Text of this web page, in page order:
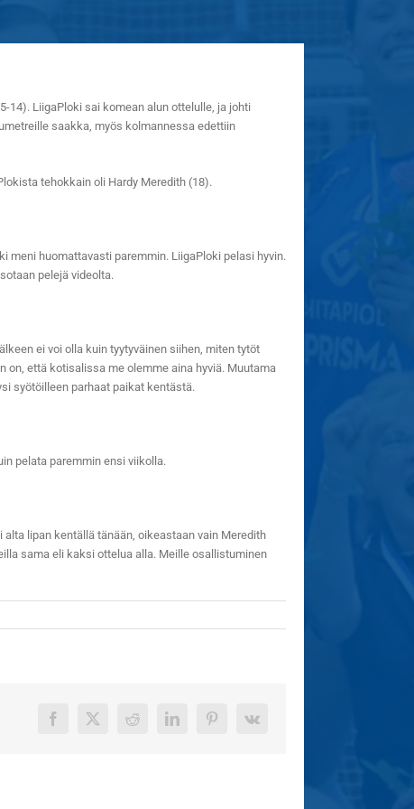
14). LiigaPloki sai komean alun ottelulle, ja johti
saakka, myös kolmannessa edettiin
tehokkain oli Hardy Meredith (18).
meni huomattavasti paremmin. LiigaPloki pelasi hyvin.
pelejä videolta.
ei voi olla kuin tyytyväinen siihen, miten tytöt
on, että kotisalissa me olemme aina hyviä. Muutama
syötöilleen parhaat paikat kentästä.
pelata paremmin ensi viikolla.
lipan kentällä tänään, oikeastaan vain Meredith
sama eli kaksi ottelua alla. Meille osallistuminen
Facebook
X Reddit LinkedInPinterest
Vk